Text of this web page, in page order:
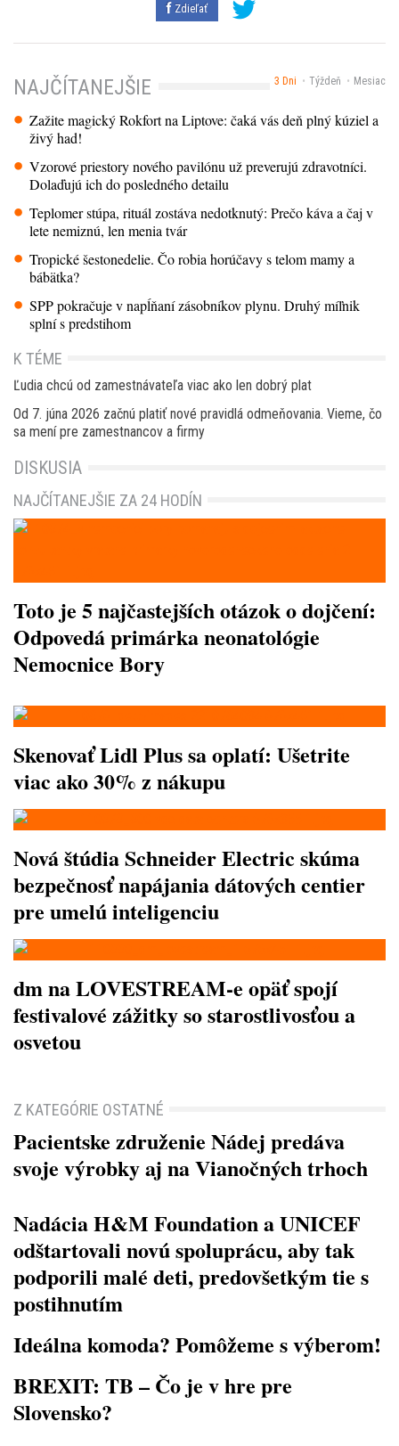
Zdieľať
3 Dni Týždeň Mesiac
NAJČÍTANEJŠIE
Zažite magický Rokfort na Liptove: čaká vás deň plný kúziel a
živý had!
Vzorové priestory nového pavilónu už preverujú zdravotníci.
Dolaďujú ich do posledného detailu
Teplomer stúpa, rituál zostáva nedotknutý: Prečo káva a čaj v
lete nemiznú, len menia tvár
Tropické šestonedelie. Čo robia horúčavy s telom mamy a
bábätka?
SPP pokračuje v napĺňaní zásobníkov plynu. Druhý míľnik
splní s predstihom
K TÉME
Ľudia chcú od zamestnávateľa viac ako len dobrý plat
Od 7. júna 2026 začnú platiť nové pravidlá odmeňovania. Vieme, čo
sa mení pre zamestnancov a firmy
DISKUSIA
NAJČÍTANEJŠIE ZA 24 HODÍN
Toto je 5 najčastejších otázok o dojčení:
Odpovedá primárka neonatológie
Nemocnice Bory
Skenovať Lidl Plus sa oplatí: Ušetrite
viac ako 30% z nákupu
Nová štúdia Schneider Electric skúma
bezpečnosť napájania dátových centier
pre umelú inteligenciu
dm na LOVESTREAM-e opäť spojí
festivalové zážitky so starostlivosťou a
osvetou
Z KATEGÓRIE OSTATNÉ
Pacientske združenie Nádej predáva
svoje výrobky aj na Vianočných trhoch
Nadácia H&M Foundation a UNICEF
odštartovali novú spoluprácu, aby tak
podporili malé deti, predovšetkým tie s
postihnutím
Ideálna komoda? Pomôžeme s výberom!
BREXIT: TB – Čo je v hre pre
Slovensko?